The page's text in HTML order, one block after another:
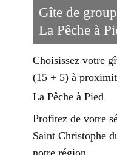
La Pêche à
Gîte de
Choisissez votre
(15 + 5) à
La Pêche à Pied
Profitez de votre
Saint Christophe
notre région.